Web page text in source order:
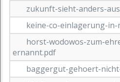
zukunft-sieht-anders-
keine-co-einlagerung-
horst-wodowos-zum-
ernannt.pdf
baggergut-gehoert-